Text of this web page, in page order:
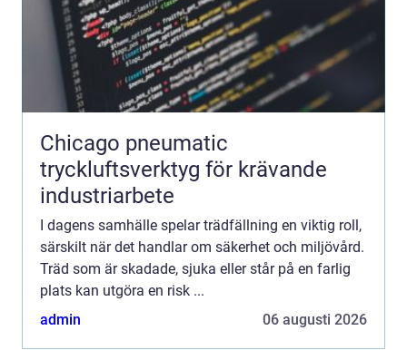
Chicago pneumatic
tryckluftsverktyg för krävande
industriarbete
I dagens samhälle spelar trädfällning en viktig roll,
särskilt när det handlar om säkerhet och miljövård.
Träd som är skadade, sjuka eller står på en farlig
plats kan utgöra en risk ...
admin
06 augusti 2026